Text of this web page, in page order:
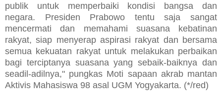
publik untuk memperbaiki kondisi bangsa dan
negara. Presiden Prabowo tentu saja sangat
mencermati dan memahami suasana kebatinan
rakyat, siap menyerap aspirasi rakyat dan bersama
semua kekuatan rakyat untuk melakukan perbaikan
bagi terciptanya suasana yang sebaik-baiknya dan
seadil-adilnya," pungkas Moti sapaan akrab mantan
Aktivis Mahasiswa 98 asal UGM Yogyakarta. (*/red)